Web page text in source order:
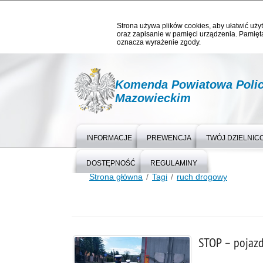
Strona używa plików cookies, aby ułatwić
oraz zapisanie w pamięci urządzenia.
oznacza wyrażenie zgody.
Komenda Powiatowa
Mazowieckim
INFORMACJE PREWENCJA TWÓJ
DOSTĘPNOŚĆ REGULAMINY
Strona główna Tagi ruch drogowy
STOP –